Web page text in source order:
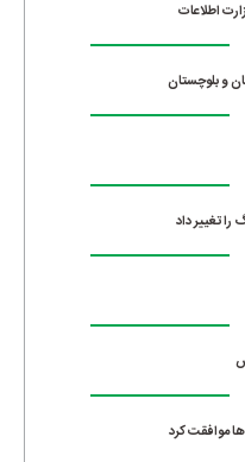
و بلوچستان
را تغییر داد
موافقت کرد